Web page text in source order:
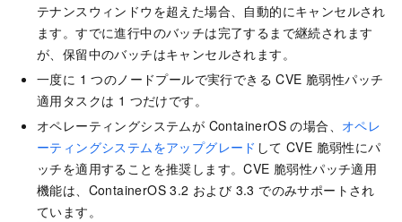
テナンスウィンドウを超えた場合、自動的にキャンセルされ
ます。すでに進行中のバッチは完了するまで継続されます
が、保留中のバッチはキャンセルされます。
一度に 1 つのノードプールで実行できる CVE 脆弱性パッチ
適用タスクは 1 つだけです。
オペレーティングシステムが ContainerOS の場合、 オペレ
ーティングシステムをアップグレード して CVE 脆弱性にパ
ッチを適用することを推奨します。CVE 脆弱性パッチ適用
機能は、ContainerOS 3.2 および 3.3 でのみサポートされ
ています。